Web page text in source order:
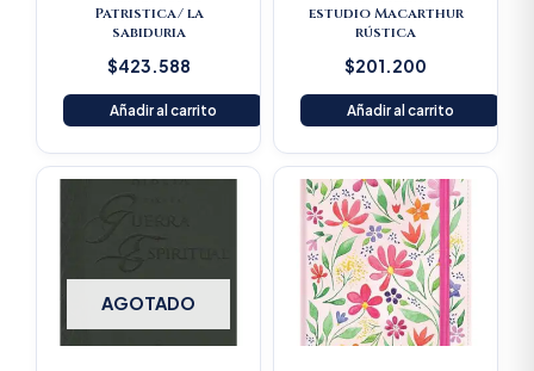
Patristica/ la
sabiduria
$423.588
Añadir al carrito
estudio Macarthur
rústica
$201.200
Añadir al carrito
AGOTADO
Original
$314.900.
Current
$265.900.
Original
price
was:
$189.200.
Current
price